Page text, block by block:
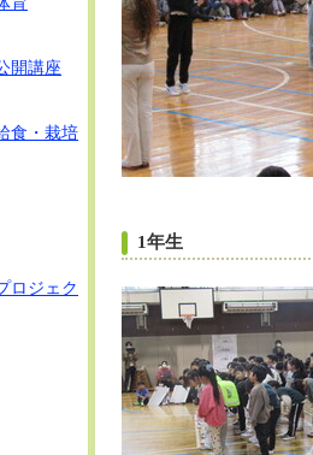
開講座
食・栽培
ロジェク
1年生